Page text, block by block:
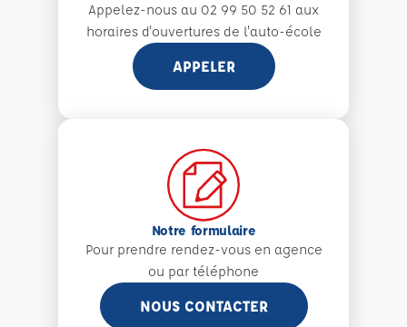
Appelez-nous au 02 99 50 52 61 aux
horaires d'ouvertures de l'auto-école
APPELER
Notre formulaire
Pour prendre rendez-vous en agence
ou par téléphone
NOUS CONTACTER